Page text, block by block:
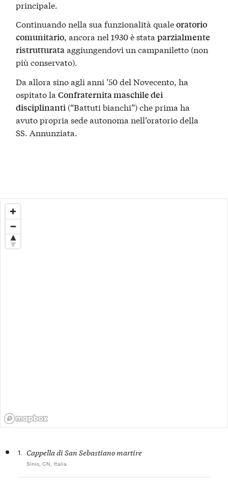
principale.
Continuando nella sua funzionalità qualeoratorio
comunitario, ancora nel 1930 è stataparzialmente
ristrutturataaggiungendovi un campaniletto (non
più conservato).
Da allora sino agli anni ’50 del Novecento, ha
ospitato laConfraternita maschile dei
disciplinanti (“Battuti bianchi”) che prima ha
avuto propria sede autonoma nell’oratorio della
SS. Annunziata.
1. Cappella di San Sebastiano martire
Sinio, CN, Italia